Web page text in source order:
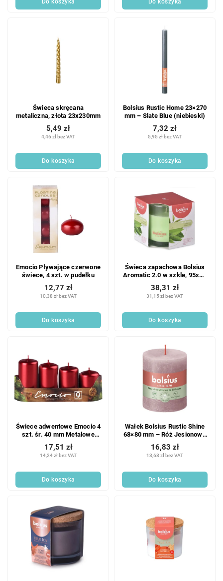
Do koszyka Do koszyka
Świeca skręcana
metaliczna, złota 23x230mm
4,46 zł bez VAT
5,49 zł
Do koszyka
Bolsius Rustic Home 23×270
mm – Slate Blue (niebieski)
5,95 zł bez VAT
7,32 zł
Do koszyka
Emocio Pływające czerwone
świece, 4 szt. w pudełku
10,38 zł bez VAT
12,77 zł
Do koszyka
Świeca zapachowa Bolsius
Aromatic 2.0 w szkle, 95x95
mm, Zielona herbata
31,15 zł bez VAT
38,31 zł
Do koszyka
Świece adwentowe Emocio 4
szt. śr. 40 mm Metalowe
czerwone świece
14,24 zł bez VAT
17,51 zł
Do koszyka
Wałek Bolsius Rustic Shine
68×80 mm – Róż Jesionowy
(różowy)
13,68 zł bez VAT
16,83 zł
Do koszyka